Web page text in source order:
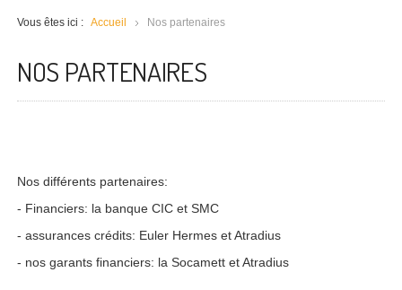
Vous êtes ici : Accueil Nos partenaires
NOS PARTENAIRES
Nos différents partenaires:
- Financiers: la banque CIC et SMC
- assurances crédits: Euler Hermes et Atradius
- nos garants financiers: la Socamett et Atradius